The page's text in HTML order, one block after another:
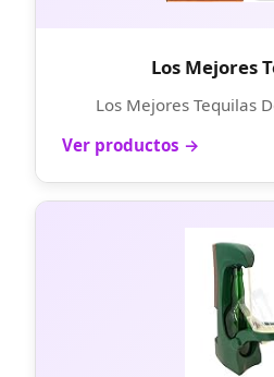
Los Mejores
Los Mejores Tequilas
Ver productos →